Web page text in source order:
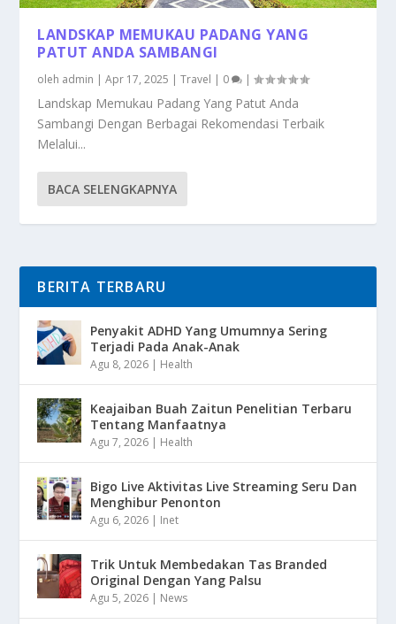
LANDSKAP MEMUKAU PADANG YANG
PATUT ANDA SAMBANGI
oleh admin |Apr 17, 2025 |Travel | 0 |
Landskap Memukau Padang Yang Patut Anda
Sambangi Dengan Berbagai Rekomendasi Terbaik
Melalui...
BACA SELENGKAPNYA
BERITA TERBARU
Penyakit ADHD Yang Umumnya Sering
Terjadi Pada Anak-Anak
Agu 8, 2026 | Health
Keajaiban Buah Zaitun Penelitian Terbaru
Tentang Manfaatnya
Agu 7, 2026 | Health
Bigo Live Aktivitas Live Streaming Seru Dan
Menghibur Penonton
Agu 6, 2026 | Inet
Trik Untuk Membedakan Tas Branded
Original Dengan Yang Palsu
Agu 5, 2026 | News